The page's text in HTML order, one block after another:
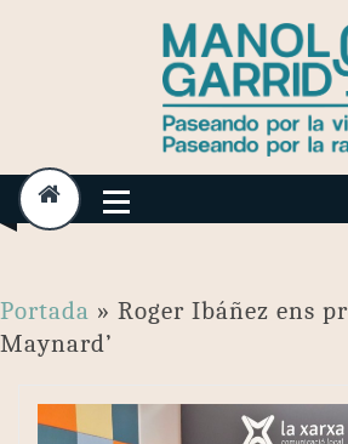
Portada » Roger Ibáñez ens
Maynard’